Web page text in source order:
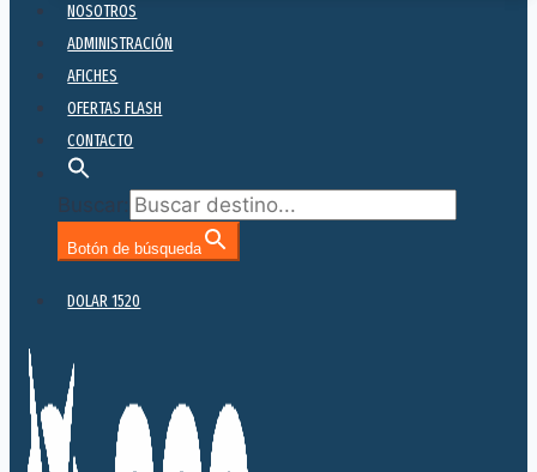
NOSOTROS
ADMINISTRACIÓN
AFICHES
OFERTAS FLASH
CONTACTO
Buscar:
Botón de búsqueda
DOLAR 1520